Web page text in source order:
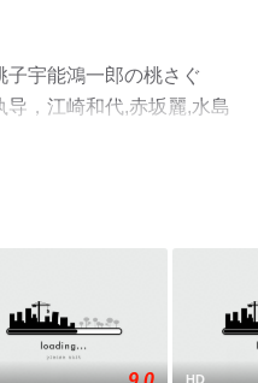
宇能鴻一郎の桃さぐ
，江崎和代,赤坂麗,水島
,佐藤恒治,港雄一,溝口拳,
整版电影大全就上星空
HD